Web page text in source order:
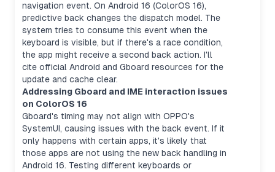
navigation event. On Android 16 (ColorOS 16),
predictive back changes the dispatch model. The
system tries to consume this event when the
keyboard is visible, but if there's a race condition,
the app might receive a second back action. I'll
cite official Android and Gboard resources for the
update and cache clear.
Addressing Gboard and IME interaction issues
on ColorOS 16
Gboard's timing may not align with OPPO's
SystemUI, causing issues with the back event. If it
only happens with certain apps, it's likely that
those apps are not using the new back handling in
Android 16. Testing different keyboards or